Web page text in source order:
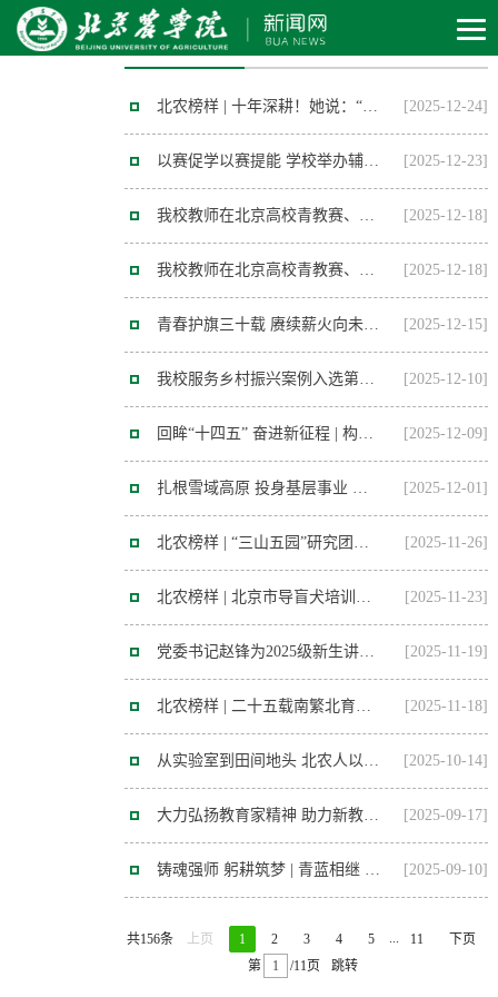
人才强教工程
[2025-12-24]
北农榜样 | 十年深耕！她说：“土地从不辜负汗水！”
[2025-12-23]
以赛促学以赛提能 学校举办辅导员素质能力大赛
[2025-12-18]
我校教师在北京高校青教赛、青管赛中斩获佳绩
[2025-12-18]
我校教师在北京高校青教赛、青管赛中斩获佳绩
[2025-12-15]
青春护旗三十载 赓续薪火向未来 学校举办女子国旗班成立30周年纪念大会
[2025-12-10]
我校服务乡村振兴案例入选第六届全球最佳减贫案例 学校已有3个案例入选该项目
[2025-12-09]
回眸“十四五” 奋进新征程 | 构建特色鲜明的现代农林人才培养体系 大力培养知农爱农新型人才
[2025-12-01]
扎根雪域高原 投身基层事业 我校毕业生获北京市级“基层就业卓越奖”
[2025-11-26]
北农榜样 | “三山五园”研究团队：让陈列的文化遗产“活”起来、“传”开来
[2025-11-23]
北农榜样 | 北京市导盲犬培训基地团队：用专业与爱心为导盲犬培训贡献“北农方案”
[2025-11-19]
党委书记赵锋为2025级新生讲授“大思政课” 勉励同学们学习贯彻党的二十届四中全会精神 争做新时代“两山”理念的...
[2025-11-18]
北农榜样 | 二十五载南繁北育，他们用坚守书写“向种图强”优异答卷！
[2025-10-14]
从实验室到田间地头 北农人以“科技范儿”助力绘出好“丰”景
[2025-09-17]
大力弘扬教育家精神 助力新教师成长成才 学校举办2025年新入职教师培训
[2025-09-10]
铸魂强师 躬耕筑梦 | 青蓝相继 薪火传承！ 教师“传帮带”书写育人接力新答卷
共156条 上页 1 2 3 4 5 11
下页
第
/11页 跳转